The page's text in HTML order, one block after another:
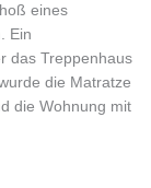
eines
Ein
das Treppenhaus
die Matratze
die Wohnung mit